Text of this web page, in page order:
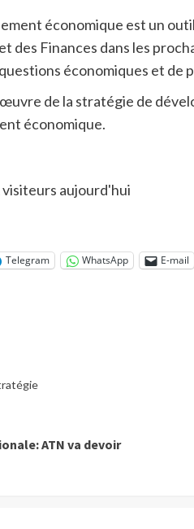
économique est un
des Finances dans les
économiques et de
de la stratégie de
économique.
visiteurs aujourd'hui
Telegram WhatsApp E-mail
ATN va devoir